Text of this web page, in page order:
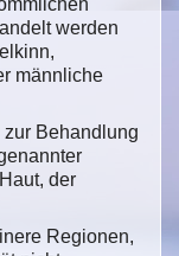
werden
männliche
Behandlung
der
Regionen,